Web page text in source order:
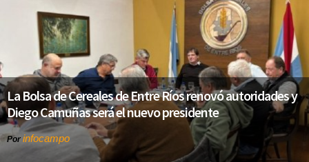
La Bolsa de Cereales de Entre Ríos renovó autoridades y
Diego Camuñas será el nuevo presidente
Por infocampo